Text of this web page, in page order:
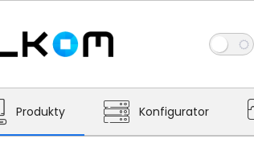
Produkty Konfigurator